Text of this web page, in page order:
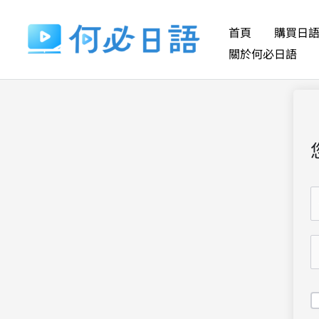
要
首頁 購買日
關於何必日語